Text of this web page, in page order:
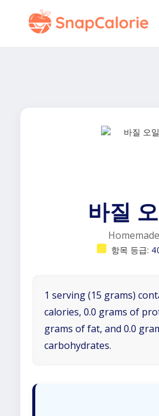
바질
Homemade
항목 등급:
1 serving (15 grams)
calories, 0.0 grams of
grams of fat, and 0.0
carbohydrates.